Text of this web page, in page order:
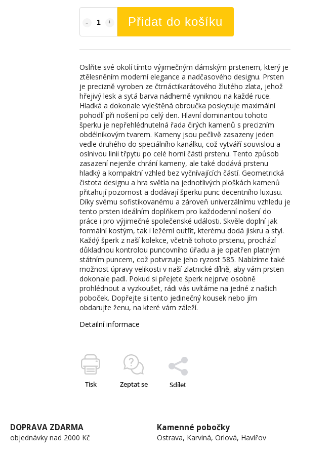
Přidat do košíku
Oslňte své okolí tímto výjimečným dámským prstenem, který je
ztělesněním moderní elegance a nadčasového designu. Prsten
je precizně vyroben ze čtrnáctikarátového žlutého zlata, jehož
hřejivý lesk a sytá barva nádherně vyniknou na každé ruce.
Hladká a dokonale vyleštěná obroučka poskytuje maximální
pohodlí při nošení po celý den. Hlavní dominantou tohoto
šperku je nepřehlédnutelná řada čirých kamenů s precizním
obdélníkovým tvarem. Kameny jsou pečlivě zasazeny jeden
vedle druhého do speciálního kanálku, což vytváří souvislou a
oslnivou linii třpytu po celé horní části prstenu. Tento způsob
zasazení nejenže chrání kameny, ale také dodává prstenu
hladký a kompaktní vzhled bez vyčnívajících částí. Geometrická
čistota designu a hra světla na jednotlivých ploškách kamenů
přitahují pozornost a dodávají šperku punc decentního luxusu.
Díky svému sofistikovanému a zároveň univerzálnímu vzhledu je
tento prsten ideálním doplňkem pro každodenní nošení do
práce i pro výjimečné společenské události. Skvěle doplní jak
formální kostým, tak i ležérní outfit, kterému dodá jiskru a styl.
Každý šperk z naší kolekce, včetně tohoto prstenu, prochází
důkladnou kontrolou puncovního úřadu a je opatřen platným
státním puncem, což potvrzuje jeho ryzost 585. Nabízíme také
možnost úpravy velikosti v naší zlatnické dílně, aby vám prsten
dokonale padl. Pokud si přejete šperk nejprve osobně
prohlédnout a vyzkoušet, rádi vás uvítáme na jedné z našich
poboček. Dopřejte si tento jedinečný kousek nebo jím
obdarujte ženu, na které vám záleží.
Detailní informace
Tisk Zeptat se Sdílet
DOPRAVA ZDARMA
objednávky nad 2000 Kč
Kamenné pobočky
Ostrava, Karviná, Orlová, Havířov